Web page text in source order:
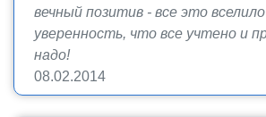
вечный позитив - все это
уверенность, что все учтено и
надо!
08.02.2014